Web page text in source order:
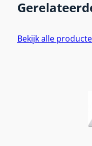
Bekijk alle